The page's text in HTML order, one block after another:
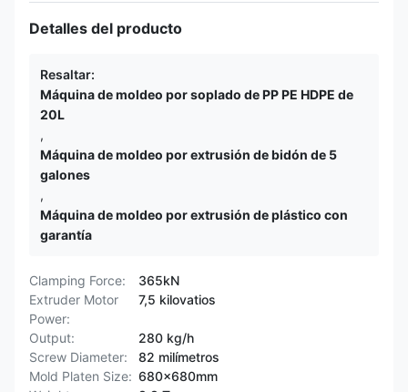
Detalles del producto
Resaltar:
Máquina de moldeo por soplado de PP PE HDPE de
20L
,
Máquina de moldeo por extrusión de bidón de 5
galones
,
Máquina de moldeo por extrusión de plástico con
garantía
Clamping Force:
365kN
Extruder Motor
Power:
7,5 kilovatios
Output:
280 kg/h
Screw Diameter:
82 milímetros
Mold Platen Size: 680x680mm